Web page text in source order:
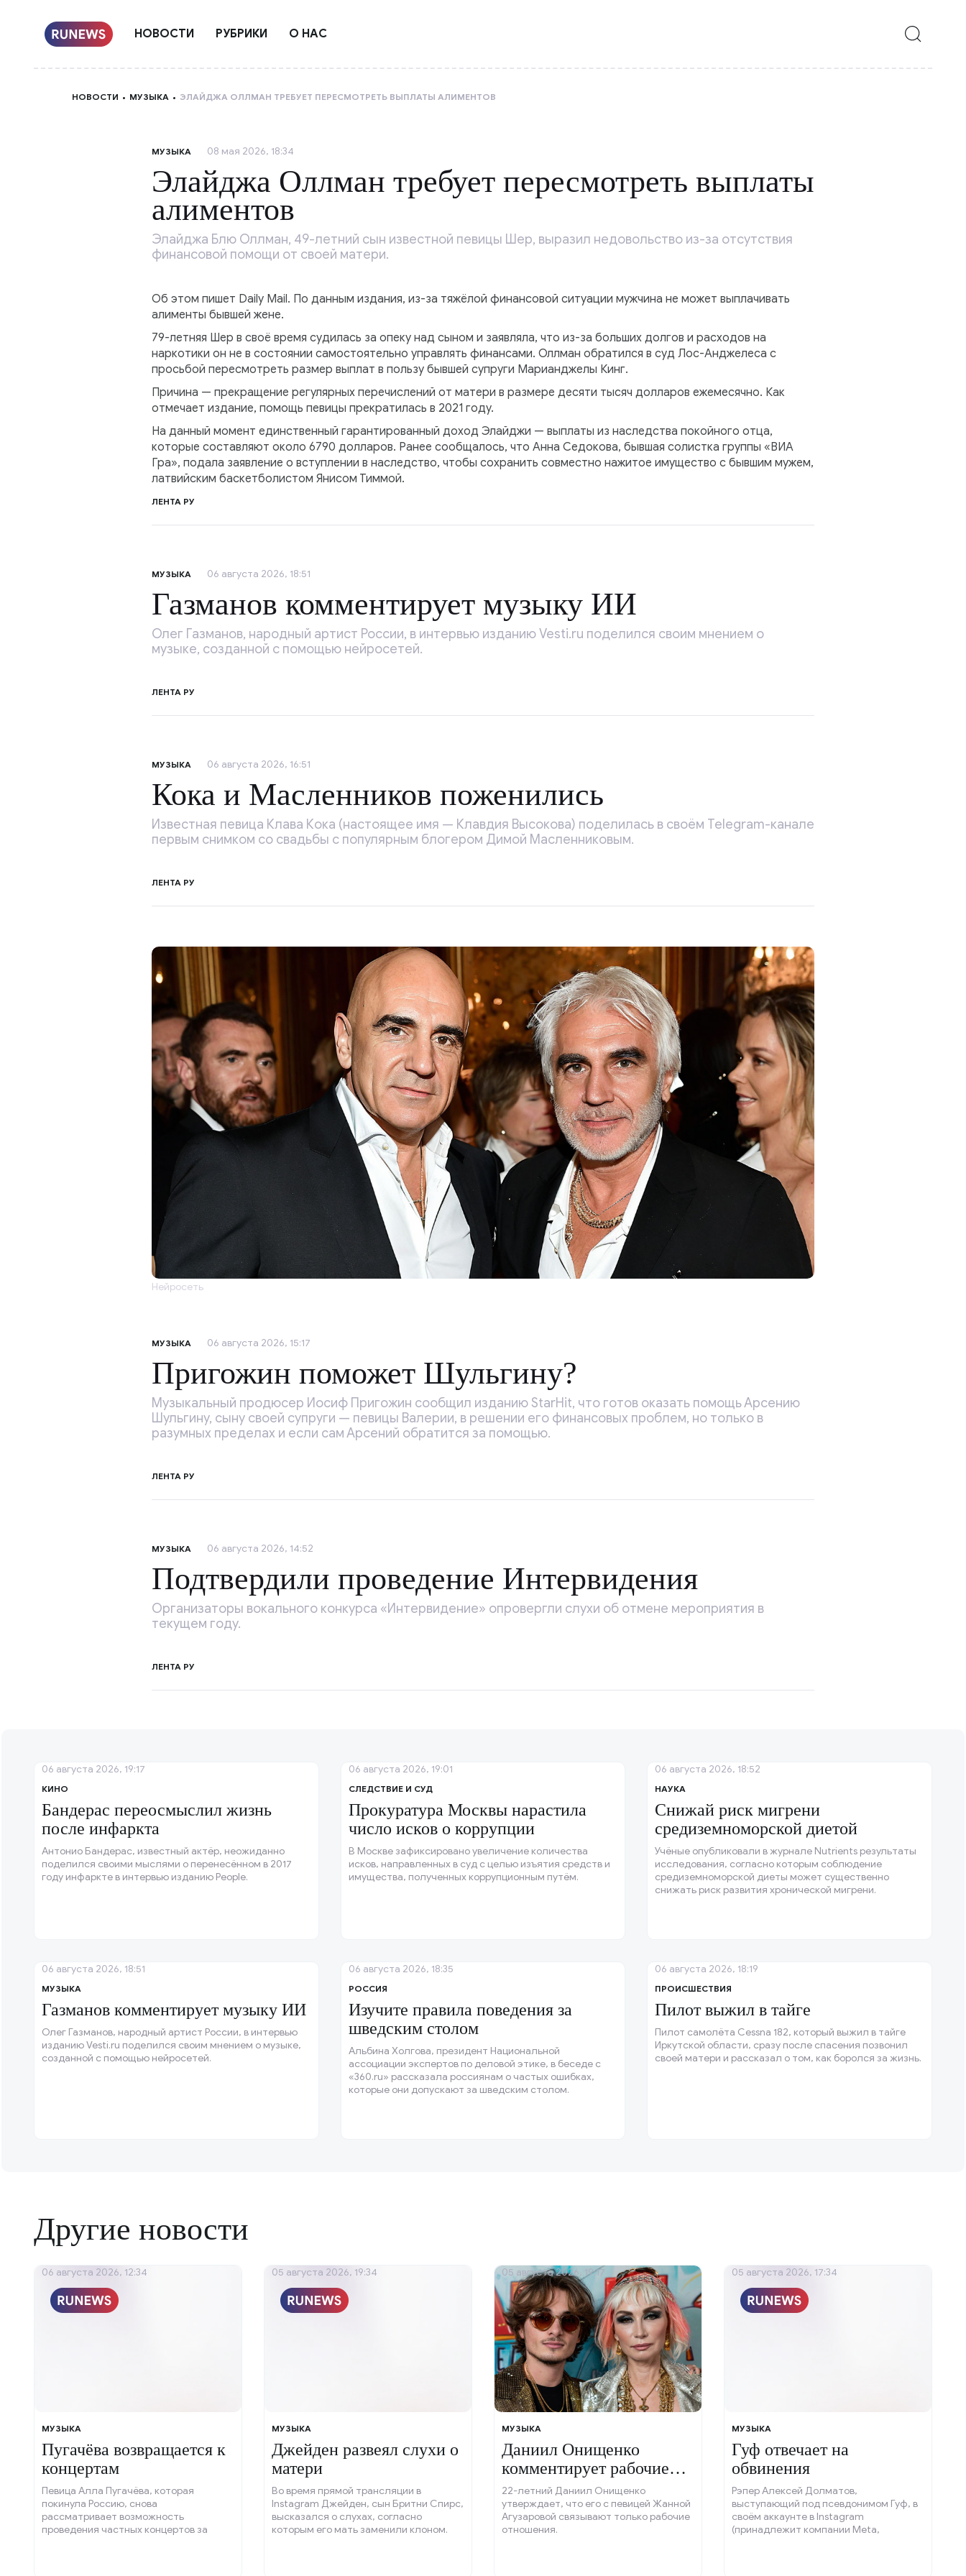
НОВОСТИ РУБРИКИ О НАС
НОВОСТИ МУЗЫКА ЭЛАЙДЖА ОЛЛМАН ТРЕБУЕТ ПЕРЕСМОТРЕТЬ ВЫПЛАТЫ АЛИМЕНТОВ
МУЗЫКА 08 мая 2026, 18:34
Элайджа Оллман требует пересмотреть выплаты
алиментов
Элайджа Блю Оллман, 49-летний сын известной певицы Шер, выразил недовольство из-за отсутствия
финансовой помощи от своей матери.
Об этом пишет Daily Mail. По данным издания, из-за тяжёлой финансовой ситуации мужчина не может выплачивать
алименты бывшей жене.
79-летняя Шер в своё время судилась за опеку над сыном и заявляла, что из-за больших долгов и расходов на
наркотики он не в состоянии самостоятельно управлять финансами. Оллман обратился в суд Лос-Анджелеса с
просьбой пересмотреть размер выплат в пользу бывшей супруги Марианджелы Кинг.
Причина — прекращение регулярных перечислений от матери в размере десяти тысяч долларов ежемесячно. Как
отмечает издание, помощь певицы прекратилась в 2021 году.
На данный момент единственный гарантированный доход Элайджи — выплаты из наследства покойного отца,
которые составляют около 6790 долларов. Ранее сообщалось, что Анна Седокова, бывшая солистка группы «ВИА
Гра», подала заявление о вступлении в наследство, чтобы сохранить совместно нажитое имущество с бывшим мужем,
латвийским баскетболистом Янисом Тиммой.
ЛЕНТА РУ
МУЗЫКА 06 августа 2026, 18:51
Газманов комментирует музыку ИИ
Олег Газманов, народный артист России, в интервью изданию Vesti.ru поделился своим мнением о
музыке, созданной с помощью нейросетей.
ЛЕНТА РУ
МУЗЫКА 06 августа 2026, 16:51
Кока и Масленников поженились
Известная певица Клава Кока (настоящее имя — Клавдия Высокова) поделилась в своём Telegram-канале
первым снимком со свадьбы с популярным блогером Димой Масленниковым.
ЛЕНТА РУ
Нейросеть
МУЗЫКА 06 августа 2026, 15:17
Пригожин поможет Шульгину?
Музыкальный продюсер Иосиф Пригожин сообщил изданию StarHit, что готов оказать помощь Арсению
Шульгину, сыну своей супруги — певицы Валерии, в решении его финансовых проблем, но только в
разумных пределах и если сам Арсений обратится за помощью.
ЛЕНТА РУ
МУЗЫКА 06 августа 2026, 14:52
Подтвердили проведение Интервидения
Организаторы вокального конкурса «Интервидение» опровергли слухи об отмене мероприятия в
текущем году.
ЛЕНТА РУ
КИНО
Бандерас переосмыслил жизнь
после инфаркта
Антонио Бандерас, известный актёр, неожиданно
поделился своими мыслями о перенесённом в 2017
году инфаркте в интервью изданию People.
06 августа 2026, 19:17
СЛЕДСТВИЕ И СУД
Прокуратура Москвы нарастила
число исков о коррупции
В Москве зафиксировано увеличение количества
исков, направленных в суд с целью изъятия средств и
имущества, полученных коррупционным путём.
06 августа 2026, 19:01
НАУКА
Снижай риск мигрени
средиземноморской диетой
Учёные опубликовали в журнале Nutrients результаты
исследования, согласно которым соблюдение
средиземноморской диеты может существенно
снижать риск развития хронической мигрени.
06 августа 2026, 18:52
МУЗЫКА
Газманов комментирует музыку ИИ
Олег Газманов, народный артист России, в интервью
изданию Vesti.ru поделился своим мнением о музыке,
созданной с помощью нейросетей.
06 августа 2026, 18:51
РОССИЯ
Изучите правила поведения за
шведским столом
Альбина Холгова, президент Национальной
ассоциации экспертов по деловой этике, в беседе с
«360.ru» рассказала россиянам о частых ошибках,
которые они допускают за шведским столом.
06 августа 2026, 18:35
ПРОИСШЕСТВИЯ
Пилот выжил в тайге
Пилот самолёта Cessna 182, который выжил в тайге
Иркутской области, сразу после спасения позвонил
своей матери и рассказал о том, как боролся за жизнь.
06 августа 2026, 18:19
Другие новости
МУЗЫКА
Пугачёва возвращается к
концертам
Певица Алла Пугачёва, которая
покинула Россию, снова
рассматривает возможность
проведения частных концертов за
06 августа 2026, 12:34
МУЗЫКА
Джейден развеял слухи о
матери
Во время прямой трансляции в
Instagram Джейден, сын Бритни Спирс,
высказался о слухах, согласно
которым его мать заменили клоном.
05 августа 2026, 19:34
МУЗЫКА
Даниил Онищенко
комментирует рабочие
отношения
22-летний Даниил Онищенко
утверждает, что его с певицей Жанной
Агузаровой связывают только рабочие
отношения.
05 августа 2026, 19:17
МУЗЫКА
Гуф отвечает на
обвинения
Рэпер Алексей Долматов,
выступающий под псевдонимом Гуф, в
своём аккаунте в Instagram
(принадлежит компании Meta,
05 августа 2026, 17:34